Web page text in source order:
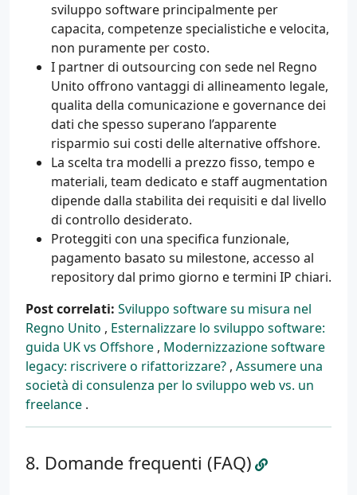
sviluppo software principalmente per
capacita, competenze specialistiche e velocita,
non puramente per costo.
I partner di outsourcing con sede nel Regno
Unito offrono vantaggi di allineamento legale,
qualita della comunicazione e governance dei
dati che spesso superano l’apparente
risparmio sui costi delle alternative offshore.
La scelta tra modelli a prezzo fisso, tempo e
materiali, team dedicato e staff augmentation
dipende dalla stabilita dei requisiti e dal livello
di controllo desiderato.
Proteggiti con una specifica funzionale,
pagamento basato su milestone, accesso al
repository dal primo giorno e termini IP chiari.
Post correlati: Sviluppo software su misura nel
Regno Unito , Esternalizzare lo sviluppo software:
guida UK vs Offshore , Modernizzazione software
legacy: riscrivere o rifattorizzare? , Assumere una
società di consulenza per lo sviluppo web vs. un
freelance .
Domande frequenti (FAQ)